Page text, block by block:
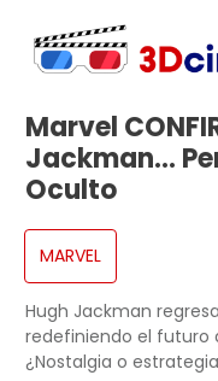
Marvel
Jackman…
Oculto
MARVEL
Hugh Jackman
redefiniendo el futuro
¿Nostalgia o